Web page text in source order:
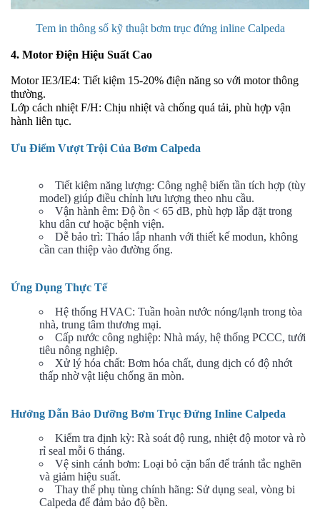
Tem in thông số kỹ thuật bơm trục đứng inline Calpeda
4. Motor Điện Hiệu Suất Cao
Motor IE3/IE4: Tiết kiệm 15-20% điện năng so với motor thông
thường.
Lớp cách nhiệt F/H: Chịu nhiệt và chống quá tải, phù hợp vận
hành liên tục.
Ưu Điểm Vượt Trội Của Bơm Calpeda
Tiết kiệm năng lượng: Công nghệ biến tần tích hợp (tùy
model) giúp điều chỉnh lưu lượng theo nhu cầu.
Vận hành êm: Độ ồn < 65 dB, phù hợp lắp đặt trong
khu dân cư hoặc bệnh viện.
Dễ bảo trì: Tháo lắp nhanh với thiết kế modun, không
cần can thiệp vào đường ống.
Ứng Dụng Thực Tế
Hệ thống HVAC: Tuần hoàn nước nóng/lạnh trong tòa
nhà, trung tâm thương mại.
Cấp nước công nghiệp: Nhà máy, hệ thống PCCC, tưới
tiêu nông nghiệp.
Xử lý hóa chất: Bơm hóa chất, dung dịch có độ nhớt
thấp nhờ vật liệu chống ăn mòn.
Hướng Dẫn Bảo Dưỡng Bơm Trục Đứng Inline Calpeda
Kiểm tra định kỳ: Rà soát độ rung, nhiệt độ motor và rò
rỉ seal mỗi 6 tháng.
Vệ sinh cánh bơm: Loại bỏ cặn bẩn để tránh tắc nghẽn
và giảm hiệu suất.
Thay thế phụ tùng chính hãng: Sử dụng seal, vòng bi
Calpeda để đảm bảo độ bền.